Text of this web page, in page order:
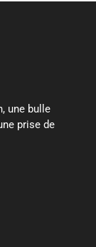
une bulle
prise de